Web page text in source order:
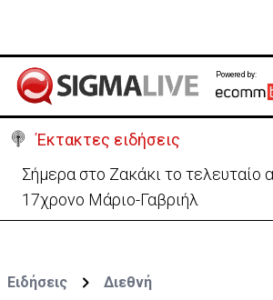
Powered by:
Έκτακτες ειδήσεις
Σήμερα στο Ζακάκι το τελευταίο
17χρονο Μάριο-Γαβριήλ
Ειδήσεις Διεθνή